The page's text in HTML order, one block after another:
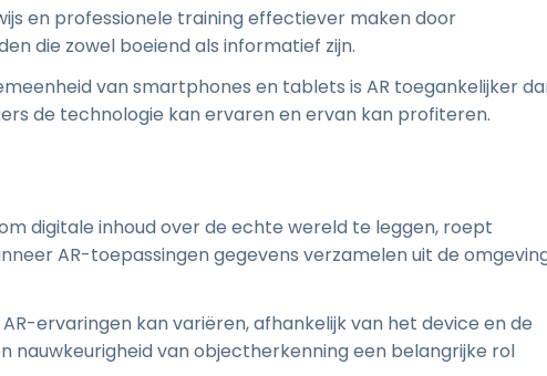
en professionele training effectiever maken door
die zowel boeiend als informatief zijn.
van smartphones en tablets is AR toegankelijker
de technologie kan ervaren en ervan kan profiteren.
digitale inhoud over de echte wereld te leggen, roept
AR-toepassingen gegevens verzamelen uit de
ervaringen kan variëren, afhankelijk van het device en de
nauwkeurigheid van objectherkenning een belangrijke rol